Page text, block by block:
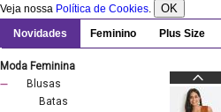
Veja nossa Política de Cookies. OK
Novidades Feminino Plus Size
Moda Feminina
Blusas
Batas